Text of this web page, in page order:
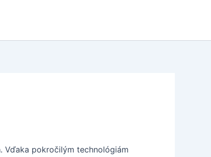
Vďaka pokročilým technológiám